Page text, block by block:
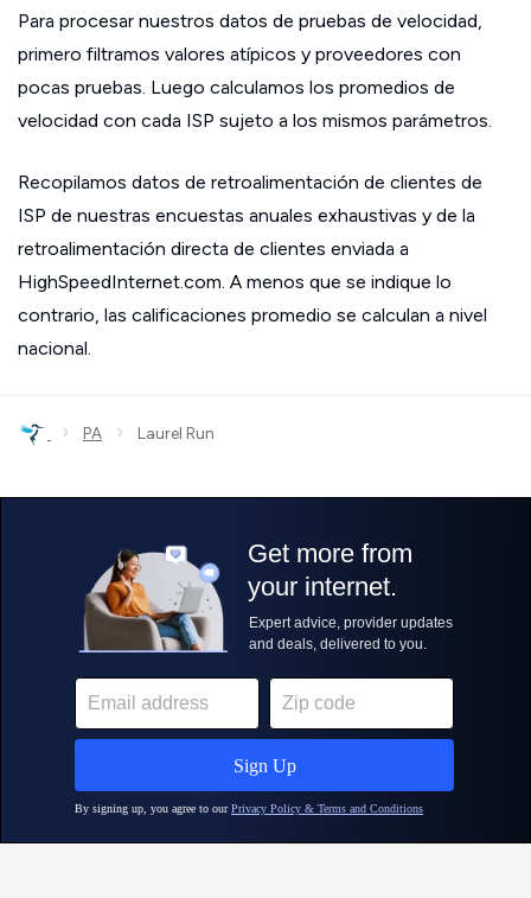
Para procesar nuestros datos de pruebas de velocidad,
primero filtramos valores atípicos y proveedores con
pocas pruebas. Luego calculamos los promedios de
velocidad con cada ISP sujeto a los mismos parámetros.
Recopilamos datos de retroalimentación de clientes de
ISP de nuestras encuestas anuales exhaustivas y de la
retroalimentación directa de clientes enviada a
HighSpeedInternet.com. A menos que se indique lo
contrario, las calificaciones promedio se calculan a nivel
nacional.
› PA › Laurel Run